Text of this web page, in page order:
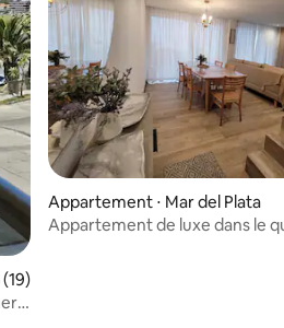
moyenne sur la base de 19
Appartement ⋅ Mar del Plata
Appartement de luxe dans le